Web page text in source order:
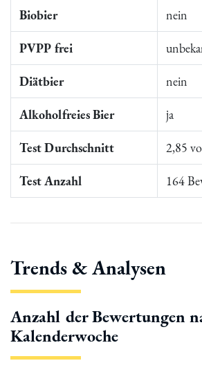
Biobier nein
PVPP frei
Diätbier nein
Alkoholfreies Bier ja
Test Durchschnitt 2,85
Test Anzahl 164
Trends & Analysen
Anzahl der Bewertungen
Kalenderwoche